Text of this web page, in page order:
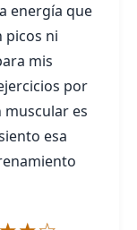
energía que
picos ni
mis
por
muscular es
esa